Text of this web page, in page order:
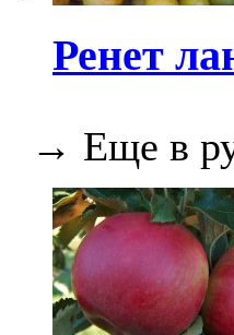
Ренет
→ Еще в